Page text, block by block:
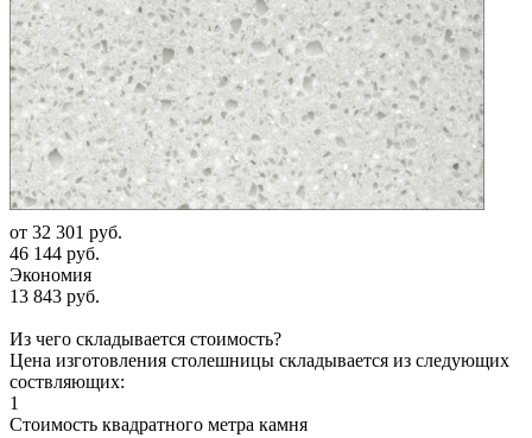
от 32 301 руб.
46 144 руб.
Экономия
13 843 руб.
Из чего складывается стоимость?
Цена изготовления столешницы складывается из следующих
соствляющих:
1
Стоимость квадратного метра камня